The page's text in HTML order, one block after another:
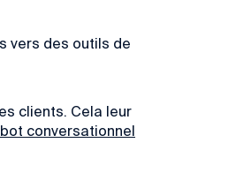
vers des outils de
clients. Cela leur
conversationnel